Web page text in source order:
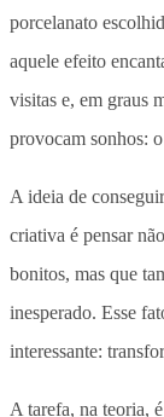
porcelanato
aquele efeito
visitas e, em graus
provocam sonhos:
A ideia de
criativa é pensar
bonitos, mas que
inesperado. Esse
interessante:
A tarefa, na teoria,